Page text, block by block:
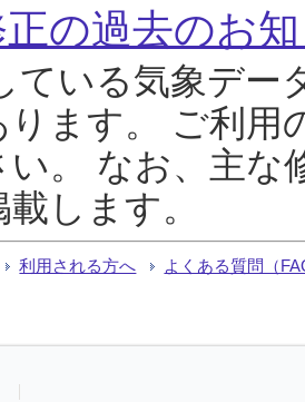
の過去のお
ている気象デー
ります。 ご利用
い。 なお、主な
します。
利用される方へ よくある質問（